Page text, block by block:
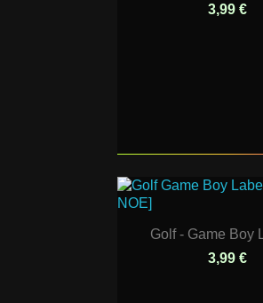
3,99 €
Golf - Game Boy
3,99 €